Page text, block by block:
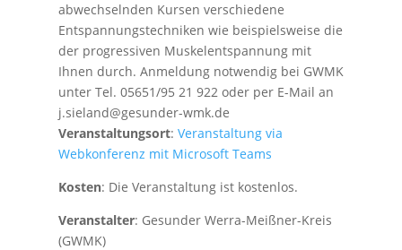
abwechselnden Kursen verschiedene
Entspannungstechniken wie beispielsweise die
der progressiven Muskelentspannung mit
Ihnen durch. Anmeldung notwendig bei GWMK
unter Tel. 05651/95 21 922 oder per E-Mail an
j.sieland@gesunder-wmk.de
Veranstaltungsort: Veranstaltung via
Webkonferenz mit Microsoft Teams
Kosten: Die Veranstaltung ist kostenlos.
Veranstalter: Gesunder Werra-Meißner-Kreis
(GWMK)